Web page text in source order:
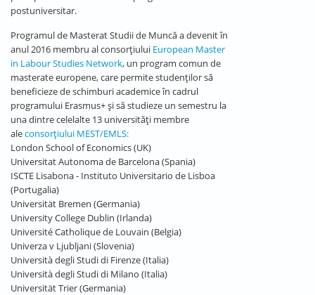
postuniversitar.
Programul de Masterat Studii de Muncă a devenit în
anul 2016 membru al consorțiului European Master
in Labour Studies Network, un program comun de
masterate europene, care permite studenților să
beneficieze de schimburi academice în cadrul
programului Erasmus+ și să studieze un semestru la
una dintre celelalte 13 universități membre
aleconsorțiului MEST/EMLS:
London School of Economics (UK)
Universitat Autonoma de Barcelona (Spania)
ISCTE Lisabona - Instituto Universitario de Lisboa
(Portugalia)
Universität Bremen (Germania)
University College Dublin (Irlanda)
Université Catholique de Louvain (Belgia)
Univerza v Ljubljani (Slovenia)
Università degli Studi di Firenze (Italia)
Università degli Studi di Milano (Italia)
Universität Trier (Germania)